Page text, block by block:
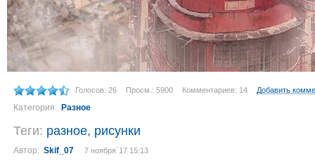
Голосов: 26 Просм.: 5900 Комментариев: 14 Добавить
Категория: Разное
Теги: разное, рисунки
Автор: Skif_07 7 ноября´17 15:13